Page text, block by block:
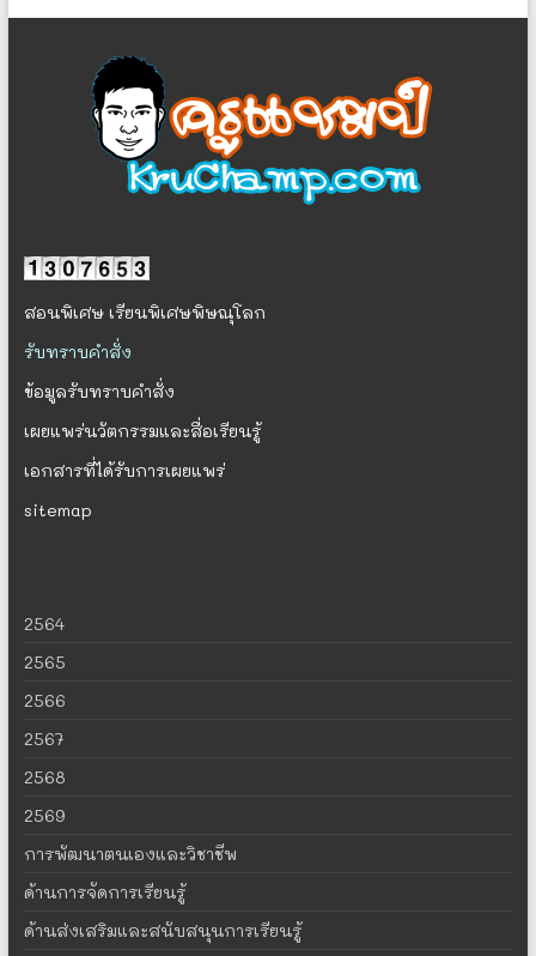
สอนพิเศษเรียนพิเศษพิษณุโลก
รับทราบคำสั่ง
ข้อมูลรับทราบคำสั่ง
เผยแพร่นวัตกรรมและสื่อเรียนรู้
เอกสารที่ได้รับการเผยแพร่
sitemap
2564
2565
2566
2567
2568
2569
การพัฒนาตนเองและวิชาชีพ
ด้านการจัดการเรียนรู้
ด้านส่งเสริมและสนับสนุนการเรียนรู้